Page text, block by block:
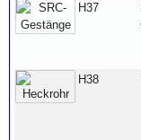
H37
H38